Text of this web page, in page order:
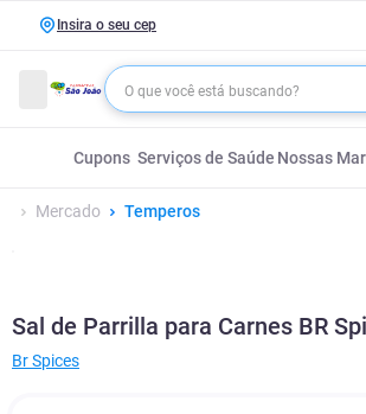
Insira o seu cep
Cupons Serviços de Saúde Nossas
Mercado Temperos
Sal de Parrilla para Carnes BR
Br Spices